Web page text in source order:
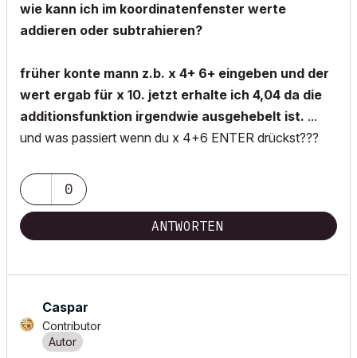
wie kann ich im koordinatenfenster werte
addieren oder subtrahieren?
früher konte mann z.b. x 4+ 6+ eingeben und der
wert ergab für x 10. jetzt erhalte ich 4,04 da die
additionsfunktion irgendwie ausgehebelt ist. ...
und was passiert wenn du x 4+6 ENTER drückst???
0
ANTWORTEN
Caspar
Contributor